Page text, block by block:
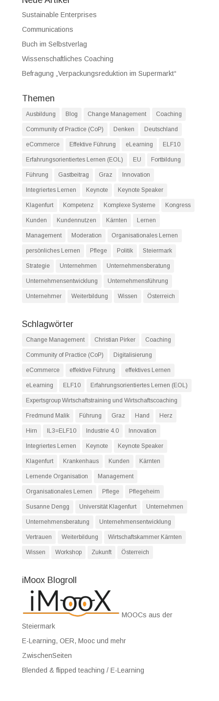
Sustainable Enterprises
Communications
Buch im Selbstverlag
Wissenschaftliches Coaching
Befragung „Verpackungsreduktion im Supermarkt“
Themen
Ausbildung Blog Change Management Coaching
Community of Practice (CoP) Denken Deutschland
eCommerce Effektive Führung eLearning ELF10
Erfahrungsorientiertes Lernen (EOL) EU Fortbildung
Führung Gastbeitrag Graz Innovation
Integriertes Lernen Keynote Keynote Speaker
Klagenfurt Kompetenz Komplexe Systeme Kongress
Kunden Kundennutzen Kärnten Lernen
Management Moderation Organisationales Lernen
persönliches Lernen Pflege Politik Steiermark
Strategie Unternehmen Unternehmensberatung
Unternehmensentwicklung Unternehmensführung
Unternehmer Weiterbildung Wissen Österreich
Schlagwörter
Change Management Christian Pirker Coaching
Community of Practice (CoP) Digitalisierung
eCommerce effektive Führung effektives Lernen
eLearning ELF10 Erfahrungsorientiertes Lernen (EOL)
Expertsgroup Wirtschaftstraining und Wirtschaftscoaching
Fredmund Malik Führung Graz Hand Herz
Hirn IL3=ELF10 Industrie 4.0 Innovation
Integriertes Lernen Keynote Keynote Speaker
Klagenfurt Krankenhaus Kunden Kärnten
Lernende Organisation Management
Organisationales Lernen Pflege Pflegeheim
Susanne Dengg Universität Klagenfurt Unternehmen
Unternehmensberatung Unternehmensentwicklung
Vertrauen Weiterbildung Wirtschaftskammer Kärnten
Wissen Workshop Zukunft Österreich
iMoox Blogroll
MOOCs aus der
Steiermark
E-Learning, OER, Mooc und mehr
ZwischenSeiten
Blended & flipped teaching / E-Learning